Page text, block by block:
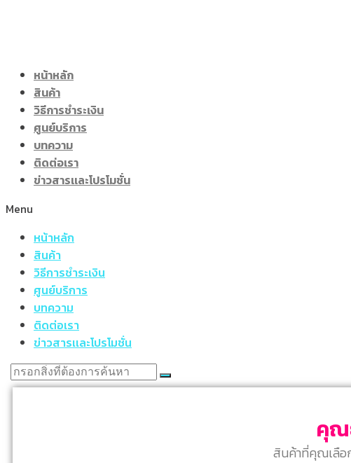
หน้าหลัก
สินค้า
วิธีการชำระเงิน
ศูนย์บริการ
บทความ
ติดต่อเรา
ข่าวสารเเละโปรโมชั่น
Menu
หน้าหลัก
สินค้า
วิธีการชำระเงิน
ศูนย์บริการ
บทความ
ติดต่อเรา
ข่าวสารเเละโปรโมชั่น
คุณ
สินค้าที่คุณเลือ